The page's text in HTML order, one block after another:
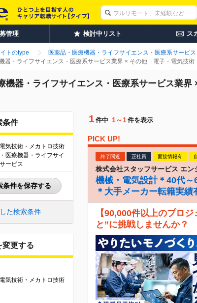
管理 検討中リスト ス
トのtype 医薬品・医療機器・ライフサイエンス・医療系サービス
器・ライフサイエンス・医療系サービス業界 × その他 電子・電気技
機器・ライフサイエンス・医療系サービス業
条件
気技術・メカトロ技術
医療機器・ライフサイ
ービス
条件を保存する
た検索条件
変更する
気技術・メカトロ技術
1 件中 1～1件を表示
PICK UP!
終了間近 正社員 面接情報有
株式会社スタッフサービス エン
機械・電気設計＊40代
＊大手メーカー転籍実績
【90,000件以上のプロ
と”に挑戦しませんか？